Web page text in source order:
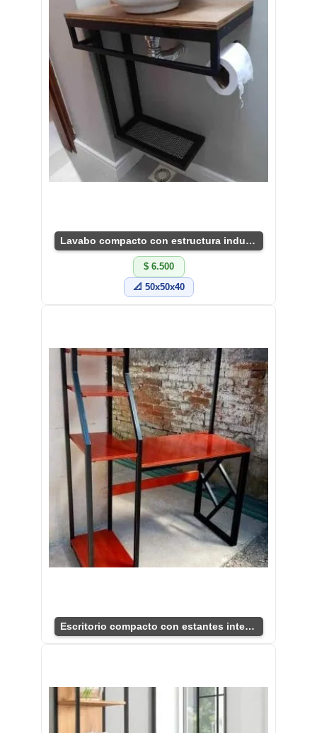
Lavabo compacto con estructura industrial única
$ 6.500
📐 50x50x40
Escritorio compacto con estantes integrados